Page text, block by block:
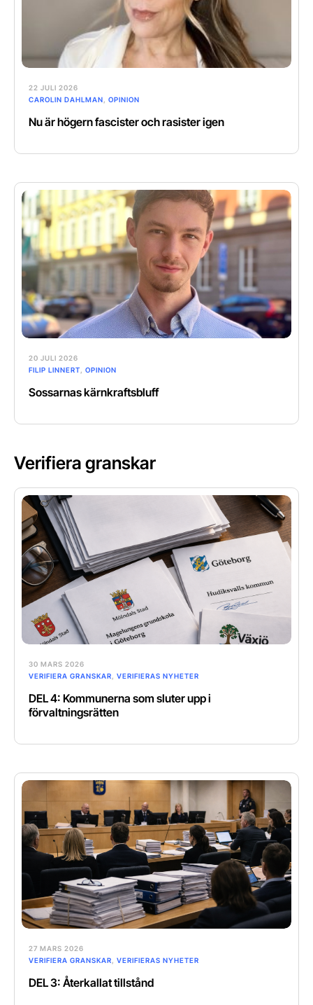
22 JULI 2026
CAROLIN DAHLMAN
OPINION
Nu är högern fascister och rasister igen
20 JULI 2026
FILIP LINNERT
OPINION
Sossarnas kärnkraftsbluff
Verifiera granskar
30 MARS 2026
VERIFIERA GRANSKAR
VERIFIERAS NYHETER
DEL 4: Kommunerna som sluter upp i
förvaltningsrätten
27 MARS 2026
VERIFIERA GRANSKAR
VERIFIERAS NYHETER
DEL 3: Återkallat tillstånd